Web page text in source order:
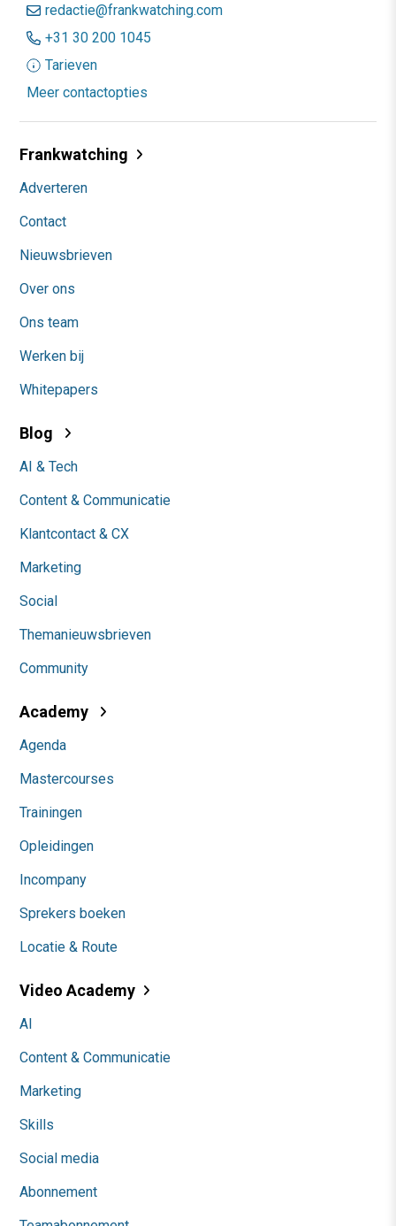
redactie@frankwatching.com
+31 30 200 1045
Tarieven
Meer contactopties
Frankwatching
Adverteren
Contact
Nieuwsbrieven
Over ons
Ons team
Werken bij
Whitepapers
Blog
AI & Tech
Content & Communicatie
Klantcontact & CX
Marketing
Social
Themanieuwsbrieven
Community
Academy
Agenda
Mastercourses
Trainingen
Opleidingen
Incompany
Sprekers boeken
Locatie & Route
Video Academy
AI
Content & Communicatie
Marketing
Skills
Social media
Abonnement